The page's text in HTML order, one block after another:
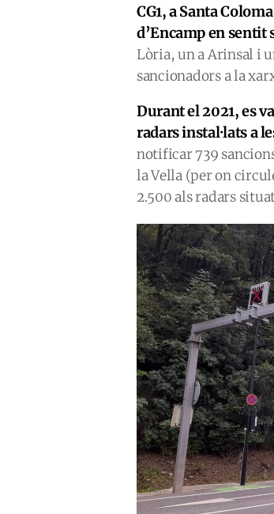
CG1, a Santa
d’Encamp en sentit
Lòria, un a Arinsal i
sancionadors a la
Durant el 2021, es
radars instal·lats a
notificar 739
la Vella (per on
2.500 als radars